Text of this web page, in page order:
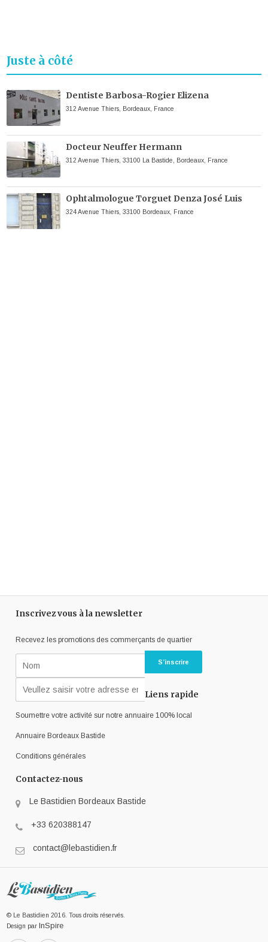
Juste à côté
Dentiste Barbosa-Rogier Elizena
312 Avenue Thiers, Bordeaux, France
Docteur Neuffer Hermann
312 Avenue Thiers, 33100 La Bastide, Bordeaux, France
Ophtalmologue Torguet Denza José Luis
324 Avenue Thiers, 33100 Bordeaux, France
Inscrivez vous à la newsletter
Recevez les promotions des commerçants de quartier
Liens rapide
Soumettre votre activité sur notre annuaire 100% local
Annuaire Bordeaux Bastide
Conditions générales
Contactez-nous
Le Bastidien Bordeaux Bastide
+33 620388147
contact@lebastidien.fr
© Le Bastidien 2016. Tous droits réservés.
Design par InSpire